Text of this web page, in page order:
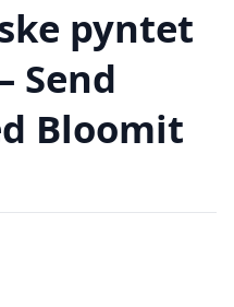
pyntet
Send
Bloomit